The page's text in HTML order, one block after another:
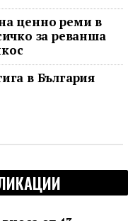
ценно реми в
за реванша
в България